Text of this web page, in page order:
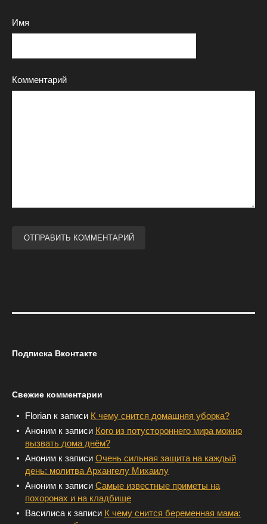
Имя
Комментарий
Подписка Вконтакте
Свежие комментарии
Florian к записи К чему снится домашняя уборка?
Аноним к записи Кого из потустороннего мира можно
вызвать дома днём?
Аноним к записи Очень сильная защита на каждый
день: молитва Архангелу Михаилу
Аноним к записи Самые известные приметы на
похоронах и на кладбище
Василиса к записи К чему снится беременная мама: